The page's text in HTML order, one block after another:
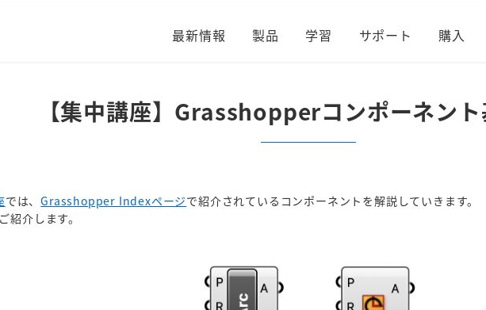
最新情報 製品 学習 サポート 購入
【集中講座】Grasshopperコンポーネン
では、Grasshopper Indexページで紹介されているコンポーネントを解説していきます。
介します。